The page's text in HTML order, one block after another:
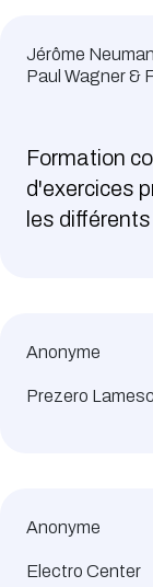
Jérôme
Paul Wagner &
Formation
d'exercices
les
Anonyme
Prezero
Anonyme
Electro Center